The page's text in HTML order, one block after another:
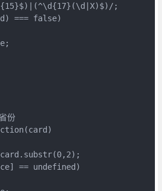
;
=== false)
份
== undefined)